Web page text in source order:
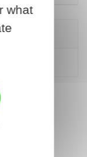
avocat ?
what